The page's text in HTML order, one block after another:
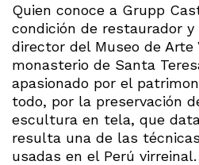
Quien conoce a Grupp
condición de restaurador
director del Museo de Arte
monasterio de Santa
apasionado por el
todo, por la preservación
escultura en tela, que
resulta una de las
usadas en el Perú virreinal.